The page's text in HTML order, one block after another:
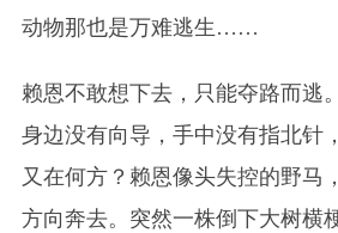
动物那也是万难逃生……
赖恩不敢想下去，只能夺路而逃
身边没有向导，手中没有指北针
又在何方？赖恩像头失控的野马
方向奔去。突然一株倒下大树横